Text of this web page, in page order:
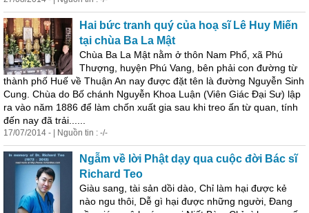
Hai bức tranh quý của hoạ sĩ Lê Huy Miến
tại chùa Ba La Mật
Chùa Ba La Mật nằm ở thôn Nam Phổ, xã Phú
Thượng, huyện Phú Vang, bên phải con đường từ
thành phố Huế về Thuận An nay được đặt tên là đường Nguyễn Sinh
Cung. Chùa do Bố chánh Nguyễn Khoa Luận (Viên Giác Đại Sư) lập
ra vào năm 1886 để làm chốn xuất gia sau khi treo ấn từ quan, tính
đến nay đã trải......
17/07/2014 - | Nguồn tin : -/-
Ngẫm về lời Phật dạy qua cuộc đời Bác sĩ
Richard Teo
Giàu sang, tài sản dồi dào, Chỉ làm hại được kẻ
nào ngu thôi, Dễ gì hại được những người, Đang